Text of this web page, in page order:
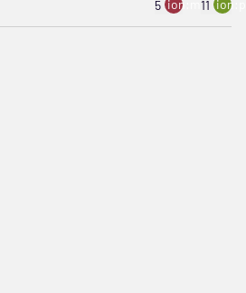
5 ion:minus
11